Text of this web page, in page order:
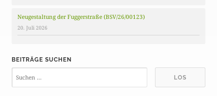
Neugestaltung der Fuggerstraße (BSV/26/00123)
20. Juli 2026
BEITRÄGE SUCHEN